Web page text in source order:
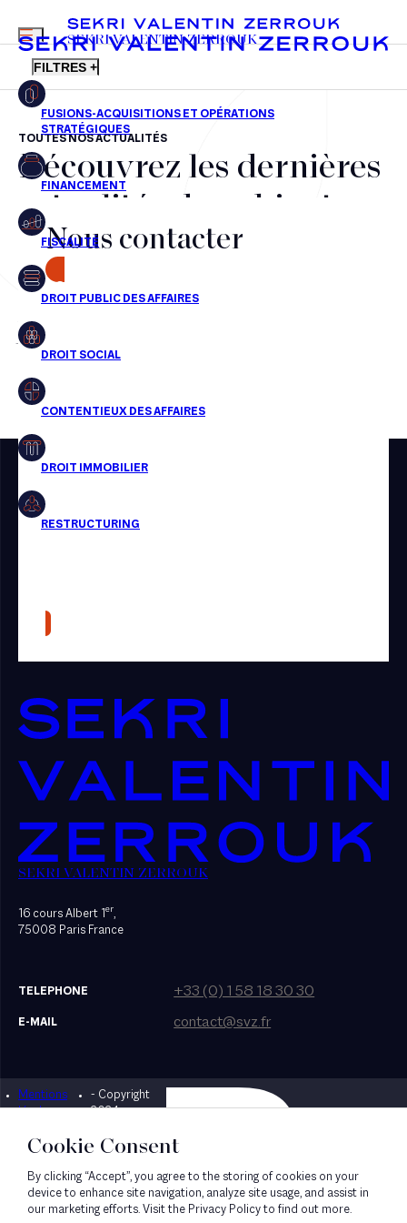
FR EN
MENU
SEKRI VALENTIN ZERROUK
FILTRES +
Fusions-acquisitions et opérations stratégiques
Financement
Fiscalité
Droit public des affaires
Droit social
Droit immobilier
Restructuring
Presse
TOUTES NOS ACTUALITÉS
Découvrez les dernières
actualités du cabinet,
nos récompenses et nos
transactions, jour après
jour
Aucun résultats pour cette recherche
Nous contacter
SEKRI VALENTIN ZERROUK
16 cours Albert 1er,
75008 Paris France
TELEPHONE +33 (0) 1 58 18 30 30
E-MAIL contact@svz.fr
Mentions
légales
- Copyright
2024
Designed by Bonhomme
Cookie Consent
By clicking “Accept”, you agree to the storing of cookies on your
device to enhance site navigation, analyze site usage, and assist in
our marketing efforts. Visit the Privacy Policy to find out more.